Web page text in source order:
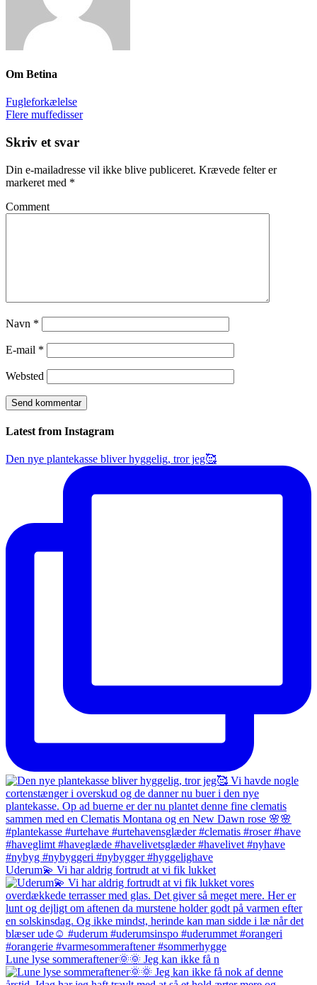
Om Betina
Fugleforkælelse
Flere muffedisser
Skriv et svar
Din e-mailadresse vil ikke blive publiceret. Krævede felter er
markeret med *
Comment
Navn *
E-mail *
Websted
Latest from Instagram
Den nye plantekasse bliver hyggelig, tror jeg🥰
Uderum💫 Vi har aldrig fortrudt at vi fik lukket
Lune lyse sommeraftener🌞🌞 Jeg kan ikke få n